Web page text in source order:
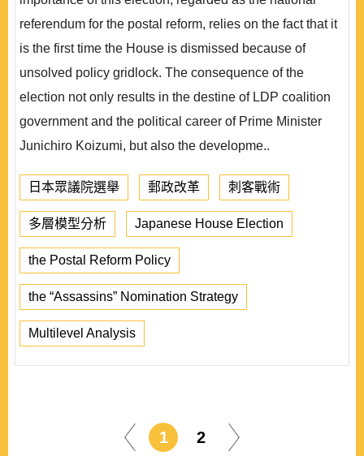
referendum for the postal reform, relies on the fact that it
is the first time the House is dismissed because of
unsolved policy gridlock. The consequence of the
election not only results in the destine of LDP coalition
government and the political career of Prime Minister
Junichiro Koizumi, but also the developme..
日本眾議院選舉 郵政改革 刺客戰術
多層模型分析 Japanese House Election
the Postal Reform Policy
the “Assassins” Nomination Strategy
Multilevel Analysis
1 2